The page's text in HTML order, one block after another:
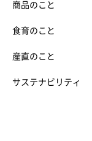
商品のこと
食育のこと
産直のこと
サステナビリティ